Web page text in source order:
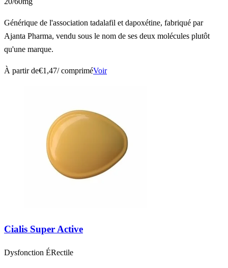
Générique de l'association tadalafil et dapoxétine, fabriqué par
Ajanta Pharma, vendu sous le nom de ses deux molécules plutôt
qu'une marque.
À partir de€1,47/ compriméVoir
Cialis Super Active
Dysfonction ÉRectile